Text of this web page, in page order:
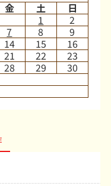
金 土 日
1
2
7 8
9
14 15
16
21 22
23
28 29
30